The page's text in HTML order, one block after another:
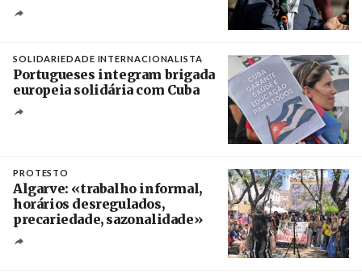
SOLIDARIEDADE INTERNACIONALISTA
Portugueses integram brigada
europeia solidária com Cuba
PROTESTO
Algarve: «trabalho informal,
horários desregulados,
precariedade, sazonalidade»